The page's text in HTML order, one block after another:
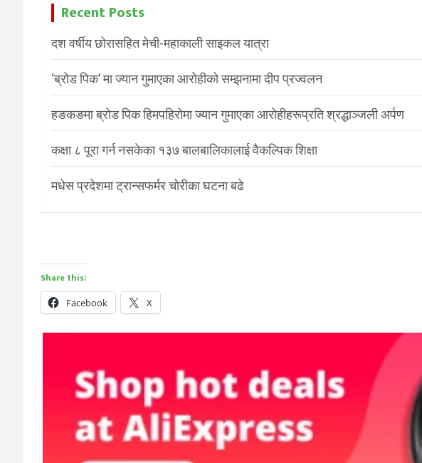
Recent Posts
दश वर्षीय छोरासहित मेची-महाकाली साइकल यात्रा
‘ब्रोड पिक’ मा ज्यान गुमाएका आरोहीको सम्झनामा दीप प्रज्वलन
हङकङमा ब्रोड पिक हिमपहिरोमा ज्यान गुमाएका आरोहीहरूप्रति श्रद्धाञ्जली अर्पण
कक्षा ८ पूरा गर्न नसकेका १३७ बालबालिकालाई वैकल्पिक शिक्षा
मधेस प्रदेशमा ट्रान्सफर्मर चोरीका घटना बढे
Share this:
Facebook X